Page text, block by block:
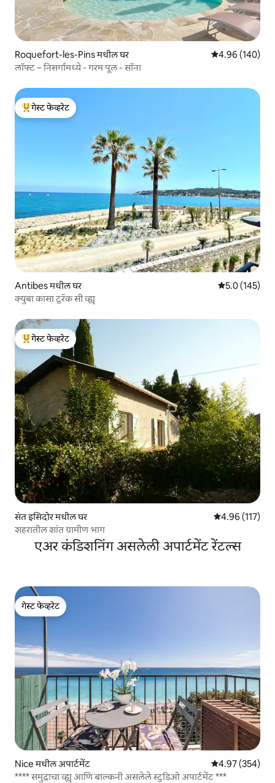
Roquefort-les-Pins मधील घर 5 पैकी 4.96
4.96 (140)
लॉफ्ट – निसर्गामध्ये - गरम पूल - सॉना
टॉप गेस्ट फेव्हरेट
गेस्ट फेव्हरेट
Antibes मधील घर 5 पैकी 5.0
5.0 (145)
क्युबा कासा टूरॅक सी व्ह्यू
टॉप गेस्ट फेव्हरेट
गेस्ट फेव्हरेट
संत इसिदोर मधील घर 5 पैकी 4.96
4.96 (117)
शहरातील शांत ग्रामीण भाग
एअर कंडिशनिंग असलेली अपार्टमेंट रेंटल्स
गेस्ट फेव्हरेट
गेस्ट फेव्हरेट
Nice मधील अपार्टमेंट 5 पैकी 4.97
4.97 (354)
**** समुद्राचा व्ह्यू आणि बाल्कनी असलेले स्टुडिओ अपार्टमेंट ***